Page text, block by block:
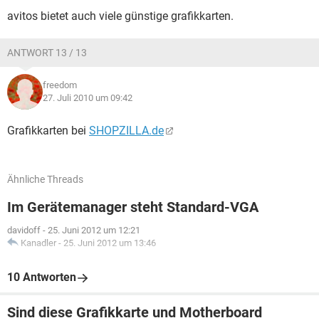
avitos bietet auch viele günstige grafikkarten.
ANTWORT 13 / 13
freedom
27. Juli 2010 um 09:42
Grafikkarten bei SHOPZILLA.de
Ähnliche Threads
Im Gerätemanager steht Standard-VGA
davidoff - 25. Juni 2012 um 12:21
Kanadler - 25. Juni 2012 um 13:46
10 Antworten
Sind diese Grafikkarte und Motherboard